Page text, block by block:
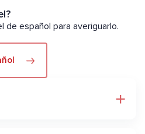
de español para averiguarlo.